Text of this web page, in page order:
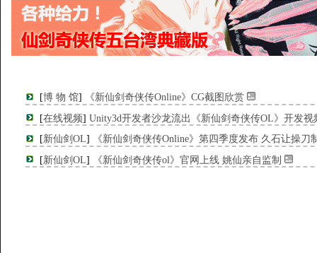
[博 物 馆]
《新仙剑奇侠传Online》CG截图欣赏
[在线视频] Unity3d开发者沙龙流出《新仙剑奇侠传OL》开发视
[新仙剑OL]
《新仙剑奇侠传Online》第四季度发布 久石让操刀
[新仙剑OL] 《新仙剑奇侠传ol》官网上线 姚仙亲自监制